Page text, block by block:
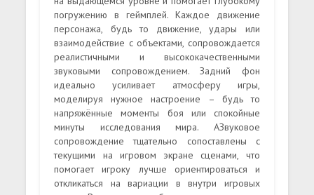
погружению в геймплей. Каждое движение
персонажа, будь то движение, удары или
взаимодействие с объектами, сопровождается
реалистичными и высококачественными
звуковыми сопровождением. Задний фон
идеально усиливает атмосферу игры,
моделируя нужное настроение – будь то
напряжённые моменты боя или спокойные
минуты исследования мира. АЗвуковое
сопровождение тщательно сопоставлены с
текущими на игровом экране сценами, что
помогает игроку лучше ориентироваться и
откликаться на вариации в внутри игровых